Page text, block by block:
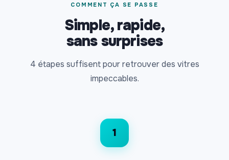
COMMENT ÇA SE PASSE
Simple, rapide,
sans surprises
4 étapes suffisent pour retrouver des vitres
impeccables.
1